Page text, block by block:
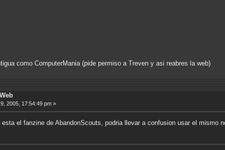
como ComputerMania (pide permiso a Treven y asi reabres la web)
2005, 17:54:49 pm »
el fanzine de AbandonScouts, podria llevar a confusion usar el mismo